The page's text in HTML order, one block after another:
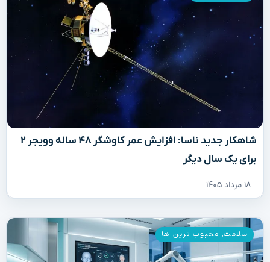
شاهکار جدید ناسا: افزایش عمر کاوشگر ۴۸ ساله وویجر ۲
برای یک سال دیگر
۱۸ مرداد ۱۴۰۵
سلامت, محبوب ترین ها